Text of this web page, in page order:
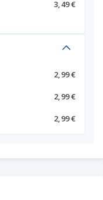
3,49 €
2,99 €
2,99 €
2,99 €